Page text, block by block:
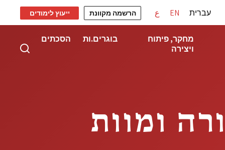
עברית EN ع הרשמה מקוונת ייעוץ לימודים
מחקר, פיתוח
ויצירה
בוגרים.ות הסכתים
ומוות